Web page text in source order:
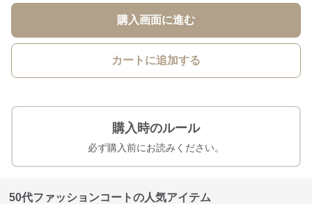
購入画面に進む
カートに追加する
購入時のルール
必ず購入前にお読みください。
50代ファッションコートの人気アイテム